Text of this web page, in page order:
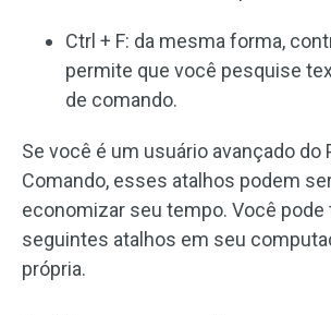
Ctrl + F: da mesma forma,
permite que você pesquise
de comando.
Se você é um usuário avançado do
Comando, esses atalhos podem
economizar seu tempo. Você pode
seguintes atalhos em seu
própria.